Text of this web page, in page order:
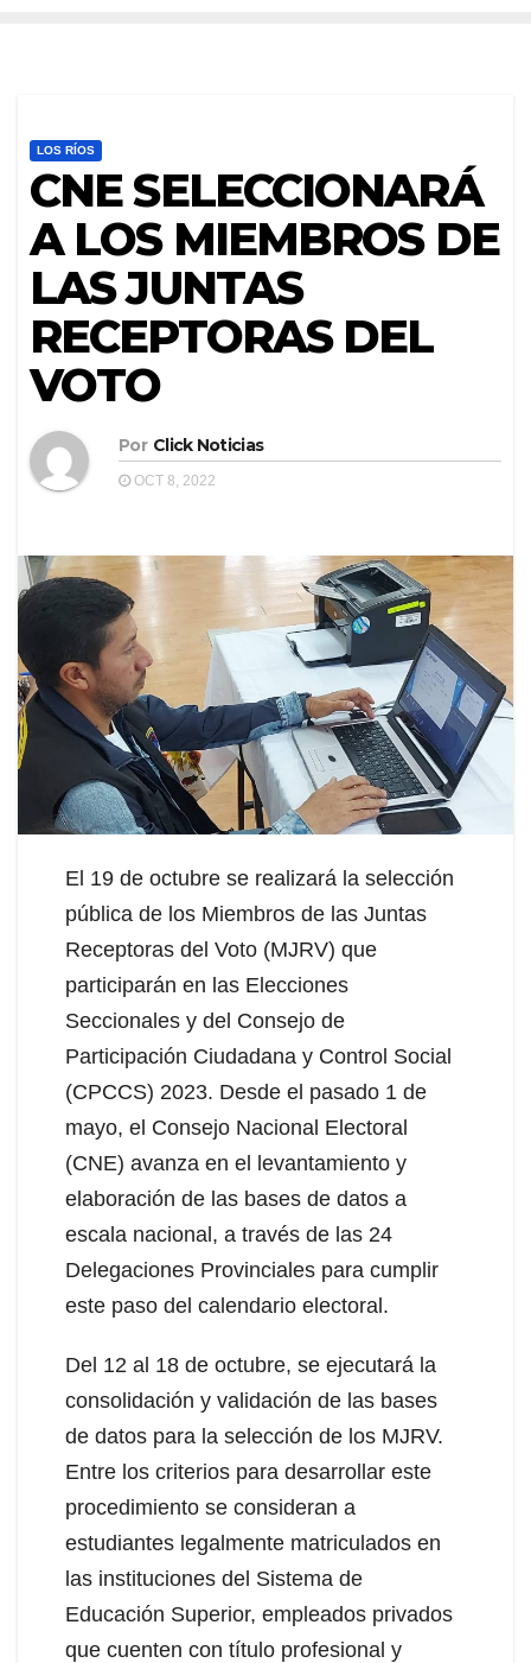
LOS RÍOS
CNE SELECCIONARÁ
A LOS MIEMBROS DE
LAS JUNTAS
RECEPTORAS DEL
VOTO
Por Click Noticias
OCT 8, 2022
El 19 de octubre se realizará la selección
pública de los Miembros de las Juntas
Receptoras del Voto (MJRV) que
participarán en las Elecciones
Seccionales y del Consejo de
Participación Ciudadana y Control Social
(CPCCS) 2023. Desde el pasado 1 de
mayo, el Consejo Nacional Electoral
(CNE) avanza en el levantamiento y
elaboración de las bases de datos a
escala nacional, a través de las 24
Delegaciones Provinciales para cumplir
este paso del calendario electoral.
Del 12 al 18 de octubre, se ejecutará la
consolidación y validación de las bases
de datos para la selección de los MJRV.
Entre los criterios para desarrollar este
procedimiento se consideran a
estudiantes legalmente matriculados en
las instituciones del Sistema de
Educación Superior, empleados privados
que cuenten con título profesional y